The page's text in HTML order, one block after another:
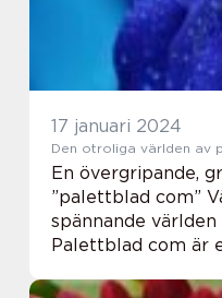
17 januari 2024
Den otroliga världen av
En övergripande,
”palettblad com”
spännande
Palettblad com är
och privatpersoner